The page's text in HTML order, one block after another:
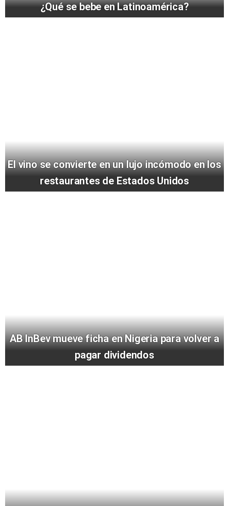
¿Qué se bebe en Latinoamérica?
El vino se convierte en un lujo incómodo en los
restaurantes de Estados Unidos
AB InBev mueve ficha en Nigeria para volver a
pagar dividendos